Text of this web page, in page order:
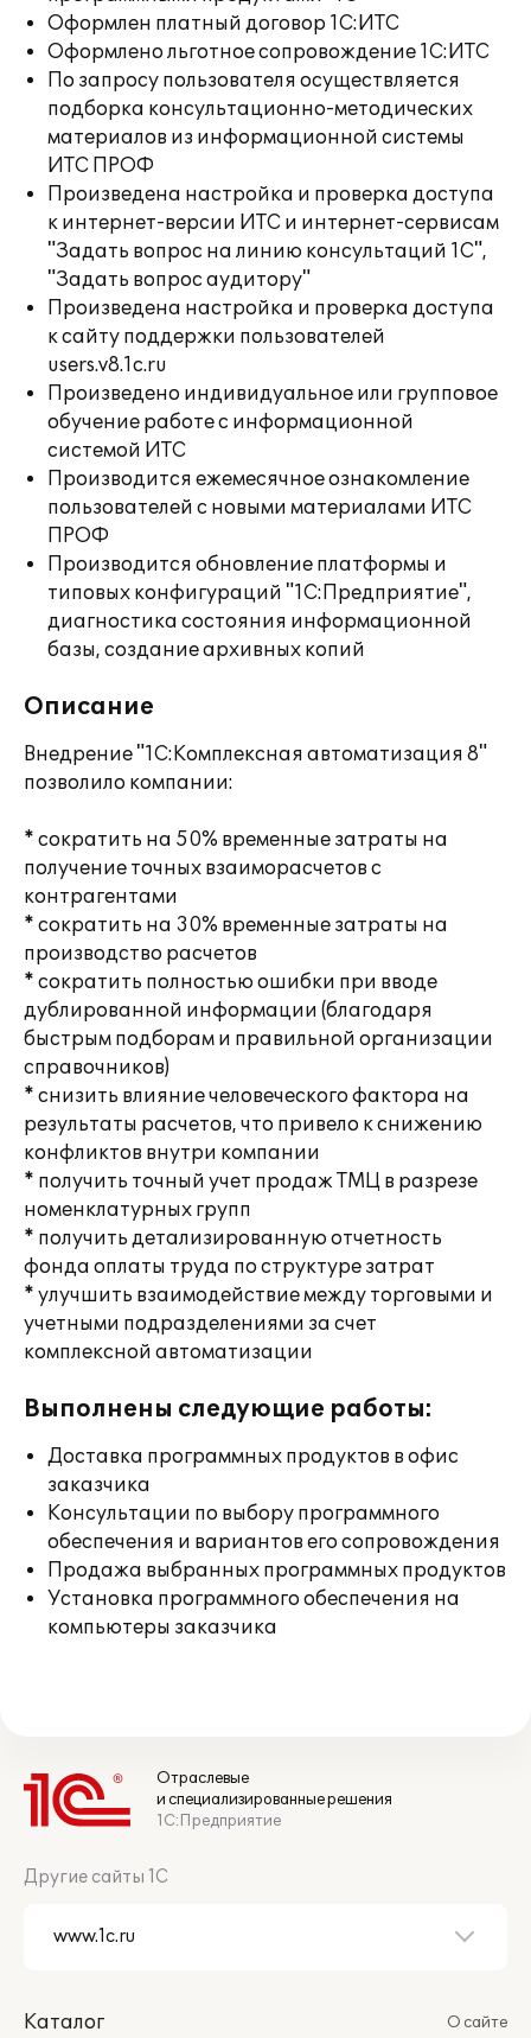
Оформлен платный договор 1С:ИТС
Оформлено льготное сопровождение 1С:ИТС
По запросу пользователя осуществляется
подборка консультационно-методических
материалов из информационной системы
ИТС ПРОФ
Произведена настройка и проверка доступа
к интернет-версии ИТС и интернет-сервисам
"Задать вопрос на линию консультаций 1С",
"Задать вопрос аудитору"
Произведена настройка и проверка доступа
к сайту поддержки пользователей
users.v8.1c.ru
Произведено индивидуальное или групповое
обучение работе с информационной
системой ИТС
Производится ежемесячное ознакомление
пользователей с новыми материалами ИТС
ПРОФ
Производится обновление платформы и
типовых конфигураций "1С:Предприятие",
диагностика состояния информационной
базы, создание архивных копий
Описание
Внедрение "1С:Комплексная автоматизация 8"
позволило компании:
* сократить на 50% временные затраты на
получение точных взаиморасчетов с
контрагентами
* сократить на 30% временные затраты на
производство расчетов
* сократить полностью ошибки при вводе
дублированной информации (благодаря
быстрым подборам и правильной организации
справочников)
* снизить влияние человеческого фактора на
результаты расчетов, что привело к снижению
конфликтов внутри компании
* получить точный учет продаж ТМЦ в разрезе
номенклатурных групп
* получить детализированную отчетность
фонда оплаты труда по структуре затрат
* улучшить взаимодействие между торговыми и
учетными подразделениями за счет
комплексной автоматизации
Выполнены следующие работы:
Доставка программных продуктов в офис
заказчика
Консультации по выбору программного
обеспечения и вариантов его сопровождения
Продажа выбранных программных продуктов
Установка программного обеспечения на
компьютеры заказчика
Отраслевые
и специализированные решения
1С:Предприятие
Другие сайты 1С
Каталог
О сайте